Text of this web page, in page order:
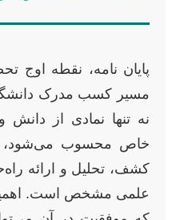
پایان نامه، نقطه اوج
مسیر کسب مدرک
نه تنها نمادی از
خاص محسوب می‌شود،
کشف، تحلیل و ارائه
علمی مشخص است. اهمیت